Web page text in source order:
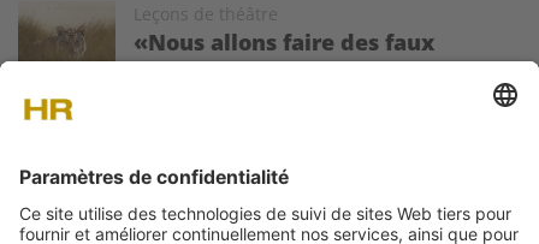
Leçons de théâtre
«Nous allons faire des faux
tigres...»
Image
Comment interpréter cette citation tirée de la
pièce «Histoire du Tigre» de Dario Fo? L'analyse de Fabien